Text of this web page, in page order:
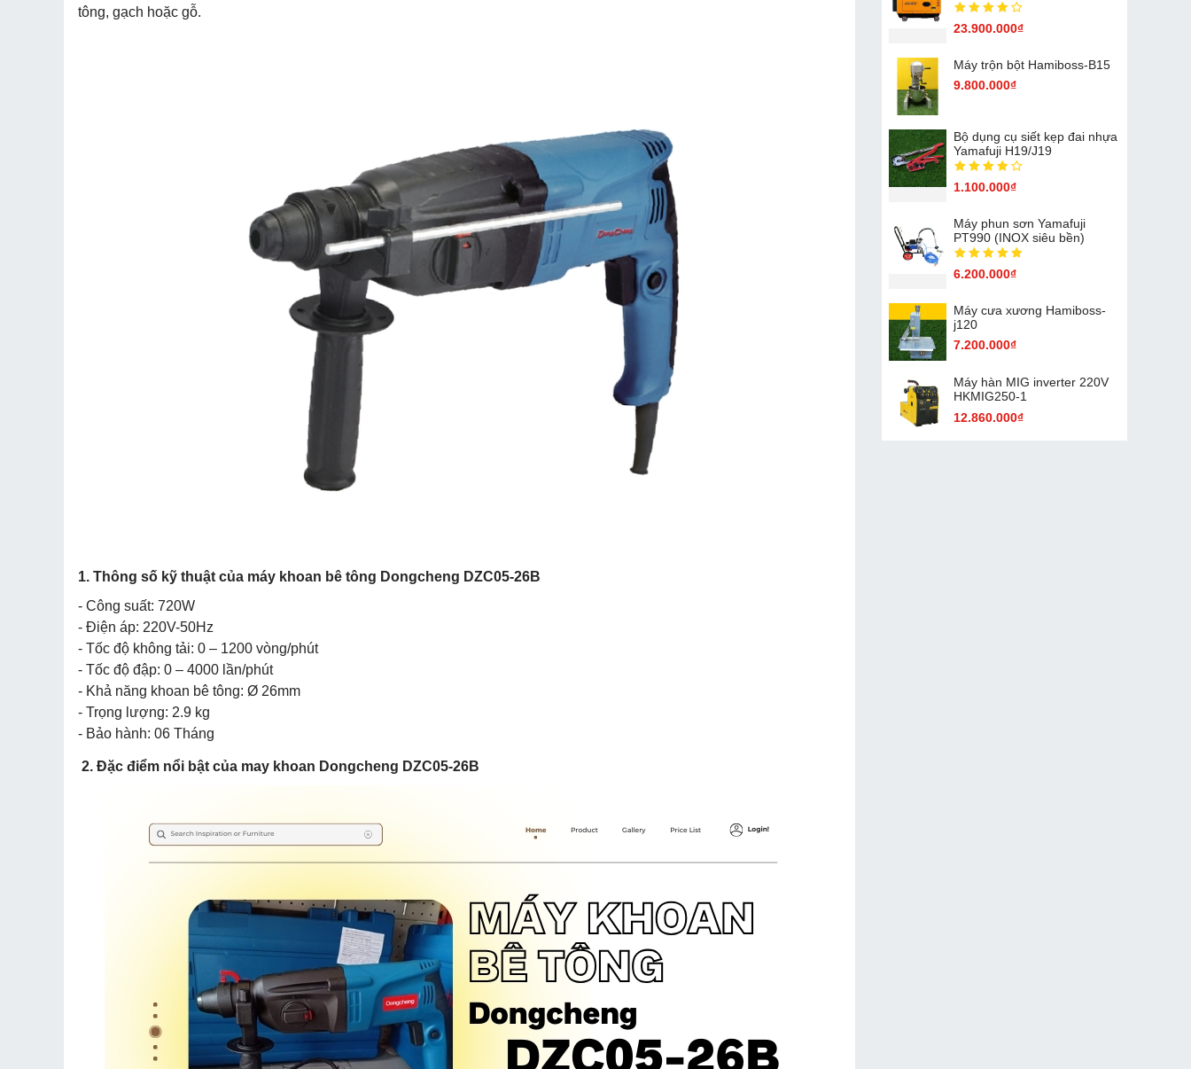
c. Độ bền vượt trội, an toàn khi sử dụng
tông, gạch hoặc gỗ.
1. Thông số kỹ thuật của máy khoan bê tông Dongcheng DZC05-26B
- Công suất: 720W
- Điện áp: 220V-50Hz
- Tốc độ không tải: 0 – 1200 vòng/phút
- Tốc độ đập: 0 – 4000 lần/phút
- Khả năng khoan bê tông: Ø 26mm
- Trọng lượng: 2.9 kg
- Bảo hành: 06 Tháng
2. Đặc điểm nổi bật của may khoan Dongcheng DZC05-26B
23.900.000₫
Máy trộn bột Hamiboss-B15
9.800.000₫
Bộ dụng cụ siết kẹp đai nhựa
Yamafuji H19/J19
1.100.000₫
Máy phun sơn Yamafuji
PT990 (INOX siêu bền)
6.200.000₫
Máy cưa xương Hamiboss-
j120
7.200.000₫
Máy hàn MIG inverter 220V
HKMIG250-1
12.860.000₫